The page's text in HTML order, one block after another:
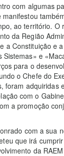
com algumas
ao território.
da Região
a Constituição e
e
para o
o Chefe do
foram adquiridas
com o
a promoção
com a sua
que irá
da